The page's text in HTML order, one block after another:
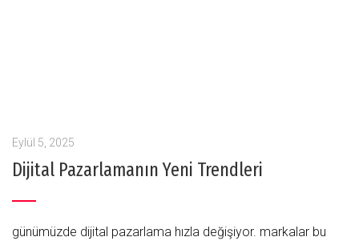
Eylül 5, 2025
Dijital Pazarlamanın Yeni Trendleri
günümüzde dijital pazarlama hızla değişiyor. markalar bu